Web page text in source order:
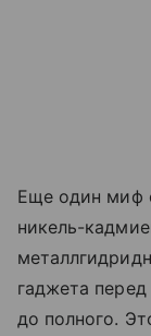
Еще один миф
никель-
гаджета
до полного.